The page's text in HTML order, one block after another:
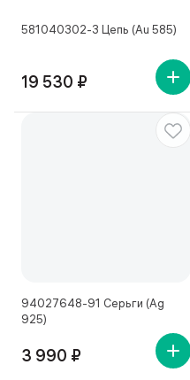
581040302-3 Цепь (Au 585)
19 530 ₽
94027648-91 Серьги (Ag
925)
3 990 ₽